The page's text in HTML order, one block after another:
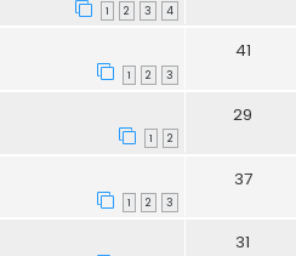
1 2 3 4
1 2 3
41
1 2
29
1 2 3
37
31